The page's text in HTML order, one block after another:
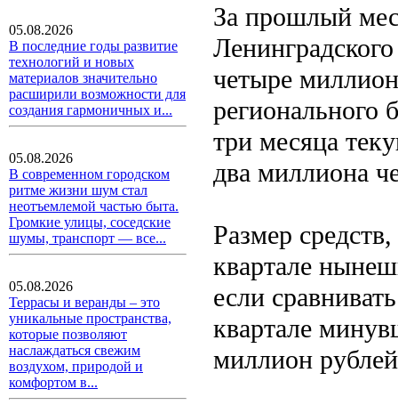
05.08.2026
В последние годы развитие
технологий и новых
материалов значительно
расширили возможности для
создания гармоничных и...
05.08.2026
В современном городском
ритме жизни шум стал
неотъемлемой частью быта.
Громкие улицы, соседские
шумы, транспорт — все...
05.08.2026
Террасы и веранды – это
уникальные пространства,
которые позволяют
наслаждаться свежим
воздухом, природой и
комфортом в...
За прошлый
четыре
регионального
три месяца
два миллиона
Размер
квартале
если
квартале
миллион